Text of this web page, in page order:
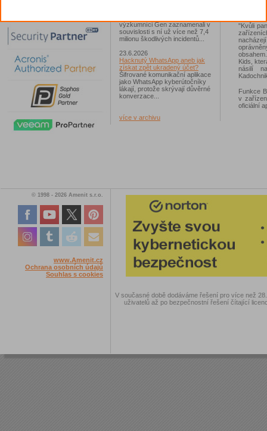
výzkumníci Gen zaznamenali v
souvislosti s ní už více než 7,4
milionu škodlivých incidentů...
23.6.2026
Hacknutý WhatsApp aneb jak
získat zpět ukradený účet?
Šifrované komunikační aplikace
jako WhatsApp kyberútočníky
lákají, protože skrývají důvěrné
konverzace...
více v archivu
"Kvůli
Kids,
násilí
Funkce
v
oficiální
© 1998 - 2026 Amenit s.r.o.
www.Amenit.cz
Ochrana osobních údajů
Souhlas s cookies
V současné době dodáváme řešení pro více než
uživatelů až po bezpečnostní řešení čítající